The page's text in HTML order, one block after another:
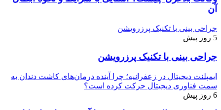
آن
جراحی بینی با تکنیک پرزرویشن
5 روز پیش
جراحی بینی با تکنیک پرزرویشن
ایمپلنت دیجیتال در زعفرانیه؛ چرا آینده درمان‌های کاشت دندان به
سمت فناوری دیجیتال حرکت کرده است؟
6 روز پیش